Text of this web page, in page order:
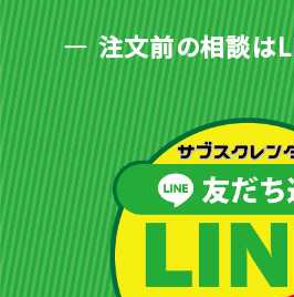
注文前の相談は